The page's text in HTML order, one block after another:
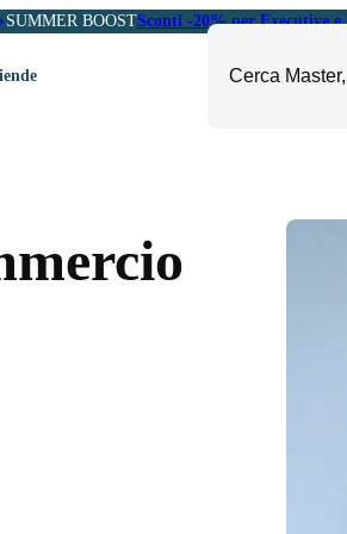
SUMMER BOOSTSconti -20% per Executive e
e Soft Skills
Ambiente
Il Sole 24